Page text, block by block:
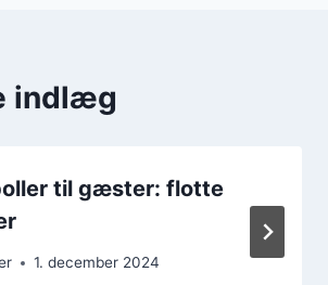
indlæg
til gæster: flotte
1. december 2024